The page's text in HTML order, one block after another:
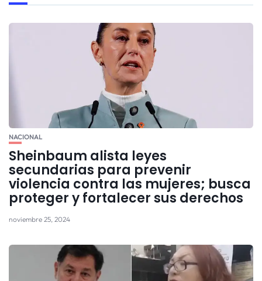
NACIONAL
Sheinbaum alista leyes
secundarias para prevenir
violencia contra las mujeres; busca
proteger y fortalecer sus derechos
noviembre 25, 2024